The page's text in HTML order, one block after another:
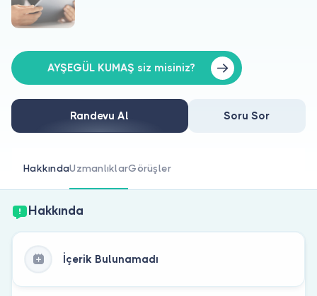
Hakkımızda
Doktorlar için
Doktor musunuz?
AYŞEGÜL KUMAŞ siz misiniz?
Randevu Al Soru Sor
HakkındaUzmanlıklarGörüşler
Hakkında
İçerik Bulunamadı